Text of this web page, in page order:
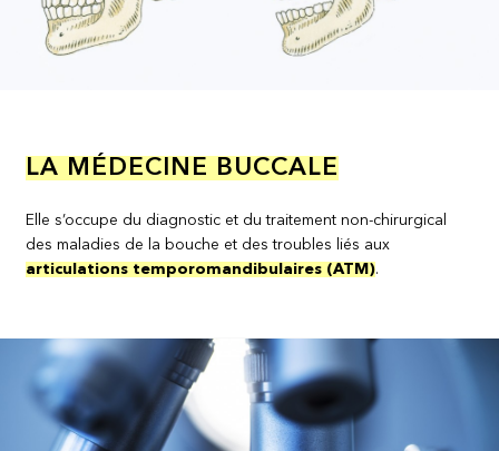
LA MÉDECINE BUCCALE
Elle s’occupe du diagnostic et du traitement non-chirurgical
des maladies de la bouche et des troubles liés aux
articulations temporomandibulaires (ATM).